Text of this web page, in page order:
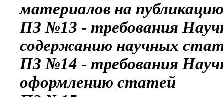
материалов на
ПЗ №13 - требования
содержанию научных
ПЗ №14 - требования
оформлению статей